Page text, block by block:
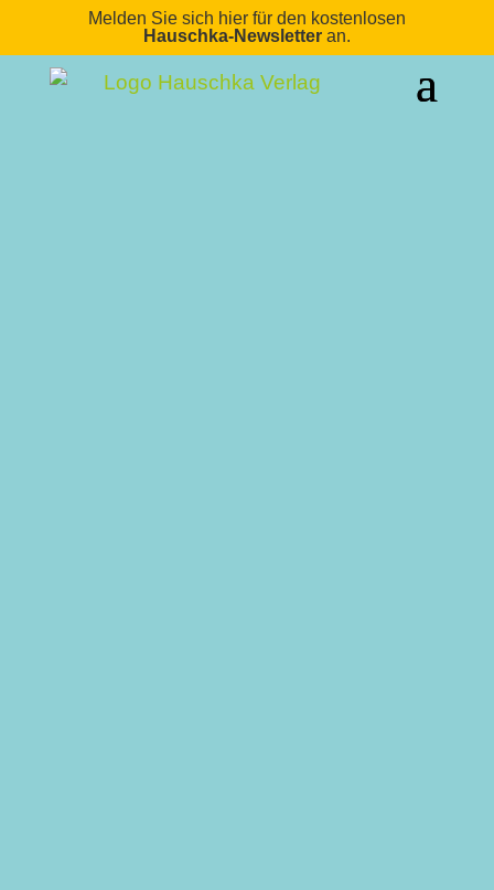
Melden Sie sich hier für den kostenlosen
Hauschka-Newsletteran.